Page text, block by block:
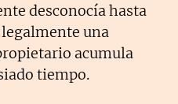
desconocía hasta
una
acumula
tiempo.